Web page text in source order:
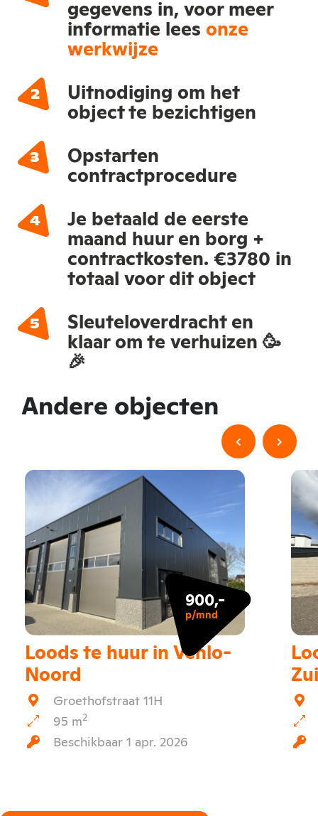
gegevens in, voor meer
informatie lees onze
werkwijze
Uitnodiging om het
object te bezichtigen
Opstarten
contractprocedure
Je betaald de eerste
maand huur en borg +
contractkosten. €3780 in
totaal voor dit object
Sleuteloverdracht en
klaar om te verhuizen 🥳
🎉
Andere objecten
900,-
p/mnd
Loods te huur in Venlo-
Noord
Groethofstraat 11H
95 m2
Beschikbaar 1 apr. 2026